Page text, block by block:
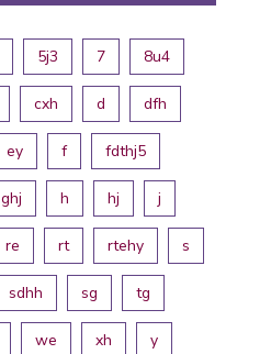
5j3 7 8u4
cxh d dfh
ey f fdthj5
ghj h hj j
re rt rtehy s
sdhh sg tg
we xh y